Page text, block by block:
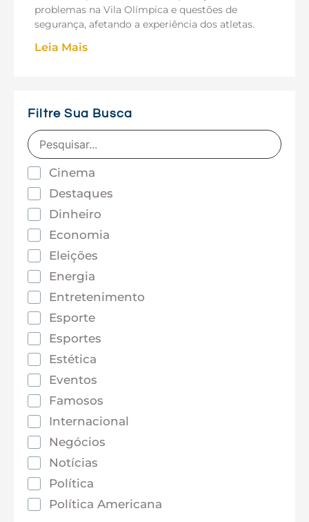
problemas na Vila Olímpica e questões de
segurança, afetando a experiência dos atletas.
Leia Mais
Filtre Sua Busca
Cinema
Destaques
Dinheiro
Economia
Eleições
Energia
Entretenimento
Esporte
Esportes
Estética
Eventos
Famosos
Internacional
Negócios
Notícias
Política
Política Americana